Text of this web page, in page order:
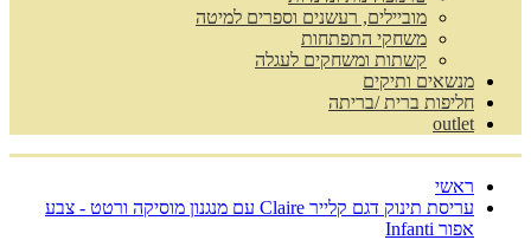
מוביילים, רעשנים וספרים למיטה
משחקי התפתחות
קשתות ומשחקים לעגלה
מנשאים ותיקים
חליפות ברית /בריתה
outlet
ראשי
עריסת תינוק דגם קלייר Claire עם מנגנון מוסיקה ורטט - צבע
אפור Infanti